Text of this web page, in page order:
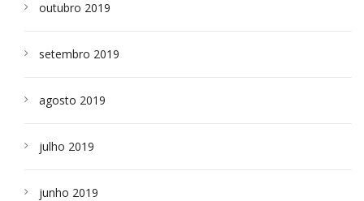
outubro 2019
setembro 2019
agosto 2019
julho 2019
junho 2019